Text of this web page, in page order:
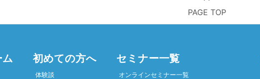
PAGE TOP
ム 初めての方へ
体験談
セミナー一覧
オンラインセミナー一覧